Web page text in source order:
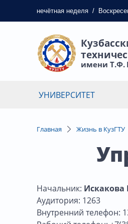
нечётная неделя /
имени Т.Ф.
УНИВЕРСИТЕТ
Главная Жизнь в КузГТУ
Начальник: Искакова
Аудитория: 1263
Внутренний телефон: